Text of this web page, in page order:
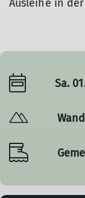
Ausleihe in
Sa.